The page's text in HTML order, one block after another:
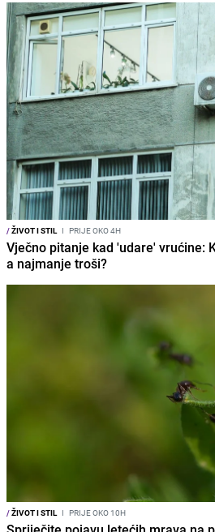
/ŽIVOT I STIL I PRIJE OKO 4H
Vječno pitanje kad 'udare' vrućine:
a najmanje troši?
/ŽIVOT I STIL I PRIJE OKO 10H